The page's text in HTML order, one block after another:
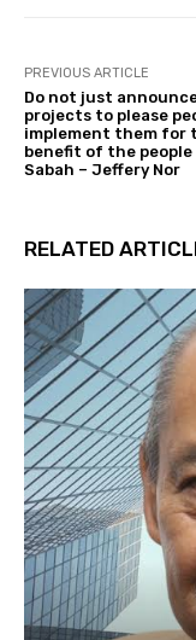
PREVIOUS ARTICLE
Do not just
projects to please
implement them for
benefit of the people
Sabah – Jeffery Nor
RELATED